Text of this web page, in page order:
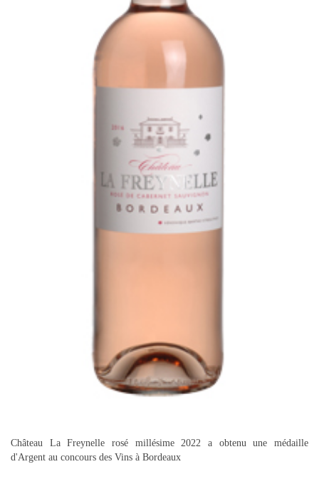
Château La Freynelle rosé millésime 2022 a obtenu une médaille
d'Argent au concours des Vins à Bordeaux